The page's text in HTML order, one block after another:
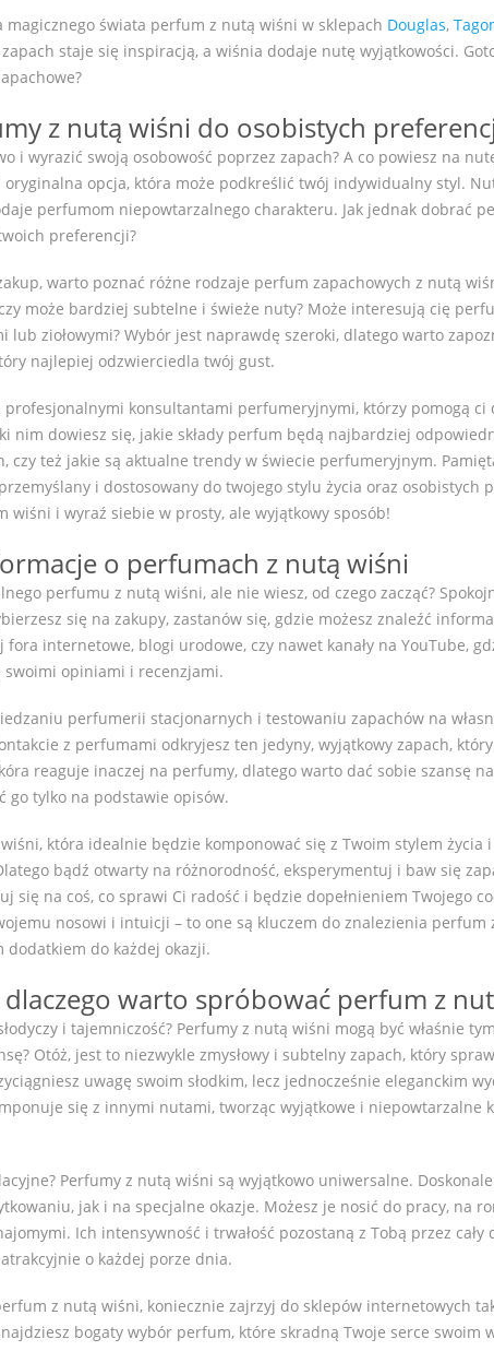
magicznego świata perfum z nutą wiśni w sklepach Douglas,
staje się inspiracją, a wiśnia dodaje nutę wyjątkowości.
z nutą wiśni do osobistych
i wyrazić swoją osobowość poprzez zapach? A co powiesz na
oryginalna opcja, która może podkreślić twój indywidualny styl.
perfumom niepowtarzalnego charakteru. Jak jednak dobrać
preferencji?
warto poznać różne rodzaje perfum zapachowych z nutą
może bardziej subtelne i świeże nuty? Może interesują cię
ziołowymi? Wybór jest naprawdę szeroki, dlatego warto
najlepiej odzwierciedla twój gust.
profesjonalnymi konsultantami perfumeryjnymi, którzy pomogą ci
nim dowiesz się, jakie składy perfum będą najbardziej
czy też jakie są aktualne trendy w świecie perfumeryjnym.
i dostosowany do twojego stylu życia oraz osobistych
wiśni i wyraź siebie w prosty, ale wyjątkowy sposób!
o perfumach z nutą wiśni
perfumu z nutą wiśni, ale nie wiesz, od czego zacząć?
się na zakupy, zastanów się, gdzie możesz znaleźć
fora internetowe, blogi urodowe, czy nawet kanały na YouTube,
opiniami i recenzjami.
perfumerii stacjonarnych i testowaniu zapachów na
z perfumami odkryjesz ten jedyny, wyjątkowy zapach,
reaguje inaczej na perfumy, dlatego warto dać sobie szansę
go tylko na podstawie opisów.
która idealnie będzie komponować się z Twoim stylem życia i
bądź otwarty na różnorodność, eksperymentuj i baw się
się na coś, co sprawi Ci radość i będzie dopełnieniem Twojego
nosowi i intuicji – to one są kluczem do znalezienia perfum
do każdej okazji.
warto spróbować perfum z
i tajemniczość? Perfumy z nutą wiśni mogą być właśnie
Otóż, jest to niezwykle zmysłowy i subtelny zapach, który
uwagę swoim słodkim, lecz jednocześnie eleganckim
się z innymi nutami, tworząc wyjątkowe i niepowtarzalne
Perfumy z nutą wiśni są wyjątkowo uniwersalne.
jak i na specjalne okazje. Możesz je nosić do pracy, na
Ich intensywność i trwałość pozostaną z Tobą przez cały
o każdej porze dnia.
z nutą wiśni, koniecznie zajrzyj do sklepów internetowych
bogaty wybór perfum, które skradną Twoje serce swoim